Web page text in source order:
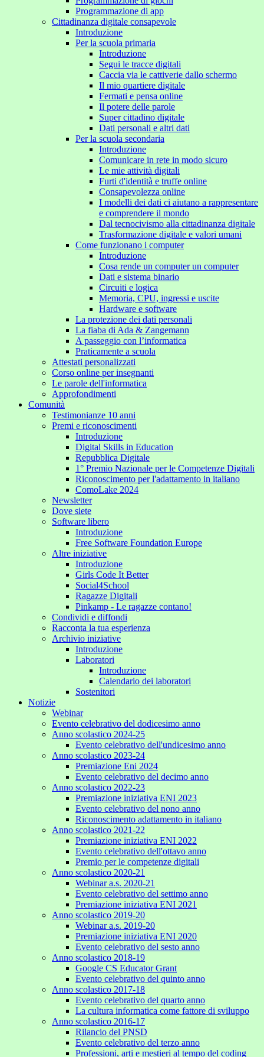
Programmazione di app
Cittadinanza digitale consapevole
Introduzione
Per la scuola primaria
Introduzione
Segui le tracce digitali
Caccia via le cattiverie dallo schermo
Il mio quartiere digitale
Fermati e pensa online
Il potere delle parole
Super cittadino digitale
Dati personali e altri dati
Per la scuola secondaria
Introduzione
Comunicare in rete in modo sicuro
Le mie attività digitali
Furti d'identità e truffe online
Consapevolezza online
I modelli dei dati ci aiutano a rappresentare
e comprendere il mondo
Dal tecnocivismo alla cittadinanza digitale
Trasformazione digitale e valori umani
Come funzionano i computer
Introduzione
Cosa rende un computer un computer
Dati e sistema binario
Circuiti e logica
Memoria, CPU, ingressi e uscite
Hardware e software
La protezione dei dati personali
La fiaba di Ada & Zangemann
A passeggio con l’informatica
Praticamente a scuola
Attestati personalizzati
Corso online per insegnanti
Le parole dell'informatica
Approfondimenti
Comunità
Testimonianze 10 anni
Premi e riconoscimenti
Introduzione
Digital Skills in Education
Repubblica Digitale
1° Premio Nazionale per le Competenze Digitali
Riconoscimento per l'adattamento in italiano
ComoLake 2024
Newsletter
Dove siete
Software libero
Introduzione
Free Software Foundation Europe
Altre iniziative
Introduzione
Girls Code It Better
Social4School
Ragazze Digitali
Pinkamp - Le ragazze contano!
Condividi e diffondi
Racconta la tua esperienza
Archivio iniziative
Introduzione
Laboratori
Introduzione
Calendario dei laboratori
Sostenitori
Notizie
Webinar
Evento celebrativo del dodicesimo anno
Anno scolastico 2024-25
Evento celebrativo dell'undicesimo anno
Anno scolastico 2023-24
Premiazione Eni 2024
Evento celebrativo del decimo anno
Anno scolastico 2022-23
Premiazione iniziativa ENI 2023
Evento celebrativo del nono anno
Riconoscimento adattamento in italiano
Anno scolastico 2021-22
Premiazione iniziativa ENI 2022
Evento celebrativo dell'ottavo anno
Premio per le competenze digitali
Anno scolastico 2020-21
Webinar a.s. 2020-21
Evento celebrativo del settimo anno
Premiazione iniziativa ENI 2021
Anno scolastico 2019-20
Webinar a.s. 2019-20
Premiazione iniziativa ENI 2020
Evento celebrativo del sesto anno
Anno scolastico 2018-19
Google CS Educator Grant
Evento celebrativo del quinto anno
Anno scolastico 2017-18
Evento celebrativo del quarto anno
La cultura informatica come fattore di sviluppo
Anno scolastico 2016-17
Rilancio del PNSD
Evento celebrativo del terzo anno
Professioni, arti e mestieri al tempo del coding